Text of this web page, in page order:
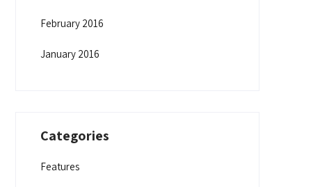
February 2016
January 2016
Categories
Features